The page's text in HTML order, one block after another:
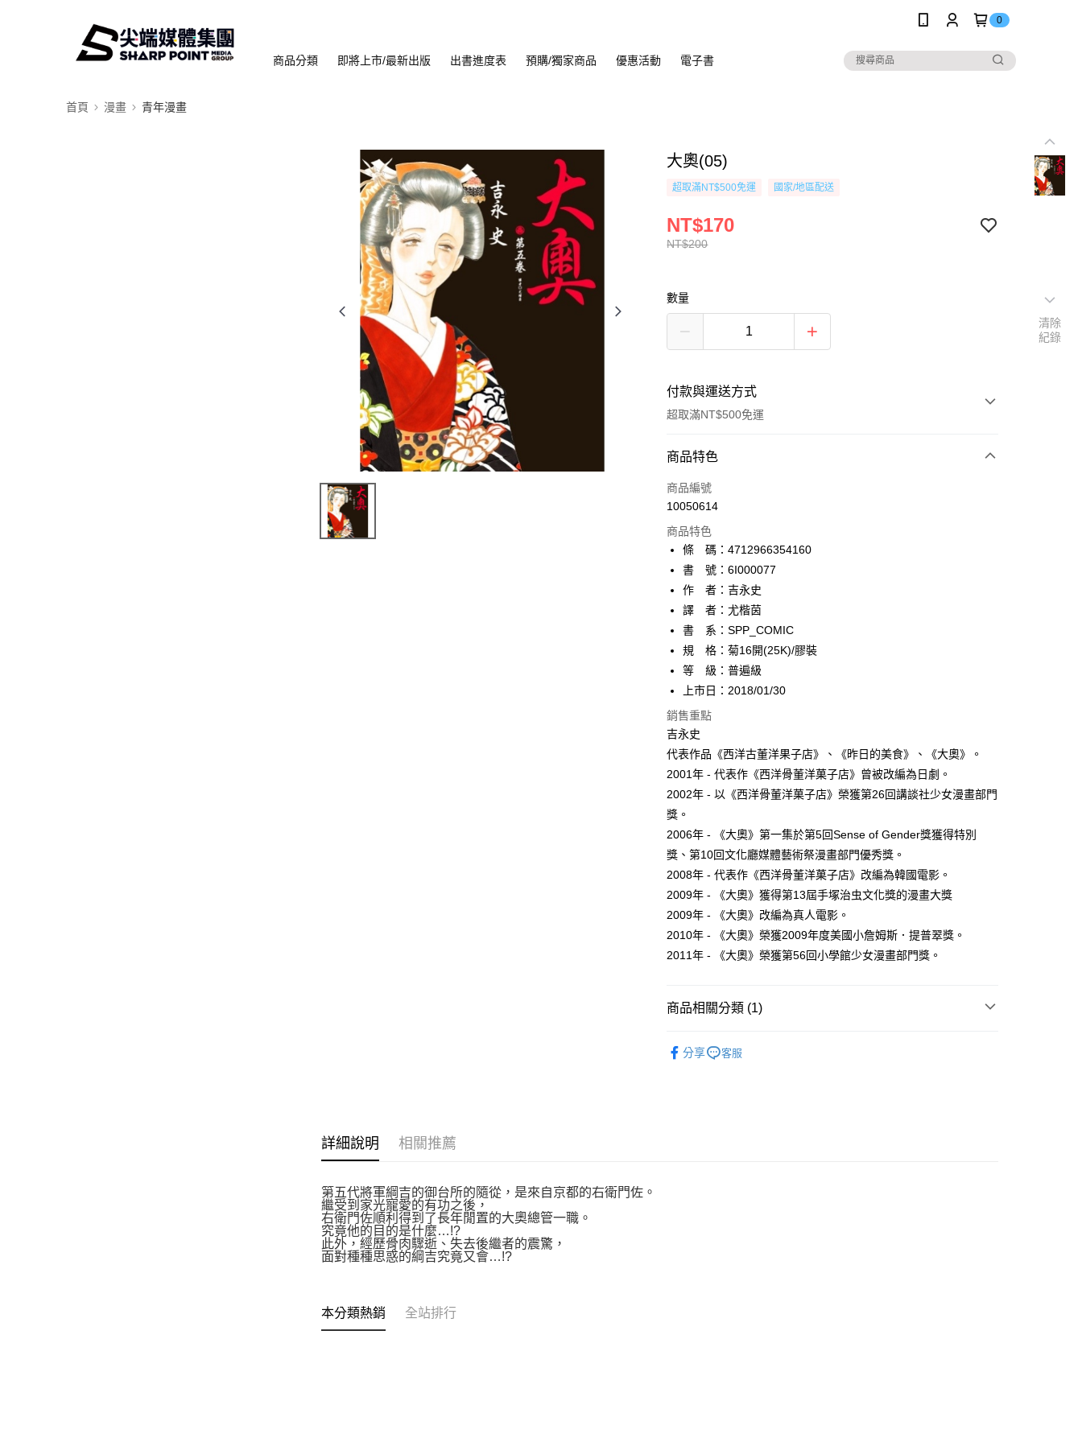
0
商品分類 即將上市/最新出版 出書進度表 預購/獨家商品 優惠活動 電子書
首頁 漫畫 青年漫畫
大奧(05)
超取滿NT$500免運 國家/地區配送
NT$200
NT$170
數量
付款與運送方式
超取滿NT$500免運
付款方式
信用卡一次付款
AFTEE先享後付
相關說明
AFTEE先享後付是「在收到商品之後才付款」的支付方式。 讓您購物簡單
便利好安心！
１．簡單：不需註冊會員、不需綁卡、不需儲值。
２．便利：只要手機號碼，簡訊認證，即可結帳。
３．安心：先確認商品／服務後，再付款。
１．於結帳方式選擇「AFTEE先享後付」後，將跳轉至「AFTEE先享後
付」結帳頁面，進行簡訊認證並確認金額後，即可完成結帳。
２．訂單成立數日內，您將收到繳費通知簡訊。
３．收到繳費通知簡訊後14天內，點擊此簡訊中的連結，可透過四大超商
／ATM／網路銀行／等多元方式進行付款，方視為交易完成。
※ 請注意：結帳手續完成當下不需立刻繳費，但若您需要取消訂單，請聯
絡購買商品的店家。未經商家同意取消之訂單仍視為有效，需透過AFTEE
先享後付繳納相關費用。
※ 交易是否成功請以「AFTEE先享後付 」之結帳頁面顯示為準，若有關於
付客戶支援中心」https://netprotections.freshdesk.com/support/home
【注意事項】
１．透過由恩沛科技股份有限公司提供之「AFTEE先享後付」服務完成之
交易，需依本服務之必要範圍內提供個人資料，並將交易相關給付款項請
求債權轉讓予恩沛科技股份有限公司。
２．關於個人資料處理事宜，請瀏覽以下網址：
https://aftee.tw/terms/#terms3
３．未成年的使用者請事先徵得法定代理人或監護人之同意方可使用
４．使用「AFTEE先享後付」時，將依據個別帳號之用戶狀況，依本公司
即時審查核予不同之上限額度；若仍有額度不足之情形，本公司將視審查
形，恩沛科技股份有限公司將有權停止該用戶之使用額度並採取法律行
ATM付款
運送方式
全家取貨付款
每筆NT$80，滿NT$500(含以上)免運費
付款後全家取貨
每筆NT$80，滿NT$500(含以上)免運費
萊爾富取貨付款
每筆NT$80，滿NT$500(含以上)免運費
付款後萊爾富取貨
每筆NT$80，滿NT$500(含以上)免運費
7-11取貨付款
每筆NT$80，滿NT$500(含以上)免運費
付款後7-11取貨
每筆NT$80，滿NT$500(含以上)免運費
每筆NT$100，滿NT$800(含以上)免運費
商品特色
商品編號
10050614
商品特色
條 碼：4712966354160
書 號：6I000077
作 者：吉永史
譯 者：尤楷茵
書 系：SPP_COMIC
規 格：菊16開(25K)/膠裝
等 級：普遍級
上市日：2018/01/30
銷售重點
吉永史
代表作品《西洋古董洋果子店》、《昨日的美食》、《大奧》。
2001年 - 代表作《西洋骨董洋菓子店》曾被改編為日劇。
2002年 - 以《西洋骨董洋菓子店》榮獲第26回講談社少女漫畫部門
獎。
2006年 - 《大奧》第一集於第5回Sense of Gender獎獲得特別
獎、第10回文化廳媒體藝術祭漫畫部門優秀獎。
2008年 - 代表作《西洋骨董洋菓子店》改編為韓國電影。
2009年 - 《大奧》獲得第13屆手塚治虫文化獎的漫畫大獎
2009年 - 《大奧》改編為真人電影。
2010年 - 《大奧》榮獲2009年度美國小詹姆斯．提普翠獎。
2011年 - 《大奧》榮獲第56回小學館少女漫畫部門獎。
商品相關分類 (1)
分享
客服
詳細說明 相關推薦
第五代將軍綱吉的御台所的隨從，是來自京都的右衛門佐。
繼受到家光寵愛的有功之後，
右衛門佐順利得到了長年閒置的大奧總管一職。
究竟他的目的是什麼…!?
此外，經歷骨肉驟逝、失去後繼者的震驚，
面對種種思惑的綱吉究竟又會…!?
本分類熱銷 全站排行
清除
紀錄